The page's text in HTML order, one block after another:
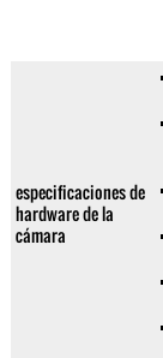
especificaciones de
hardware de la
cámara